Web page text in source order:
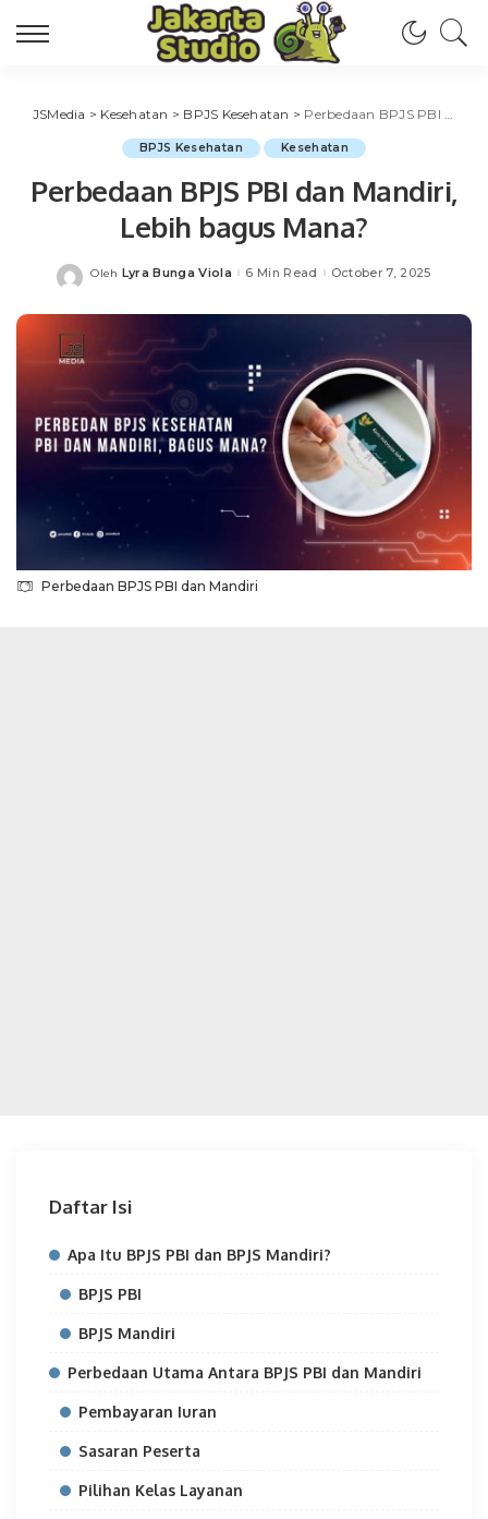
JSMedia > Kesehatan > BPJS Kesehatan > Perbedaan BPJS PBI dan Mandiri, Lebih bagus Mana?
BPJS Kesehatan Kesehatan
Perbedaan BPJS PBI dan Mandiri,
Lebih bagus Mana?
Posted
Oleh Lyra Bunga Viola 6 Min Read October 7, 2025
Perbedaan BPJS PBI dan Mandiri
Daftar Isi
Apa Itu BPJS PBI dan BPJS Mandiri?
BPJS PBI
BPJS Mandiri
Perbedaan Utama Antara BPJS PBI dan Mandiri
Pembayaran Iuran
Sasaran Peserta
Pilihan Kelas Layanan